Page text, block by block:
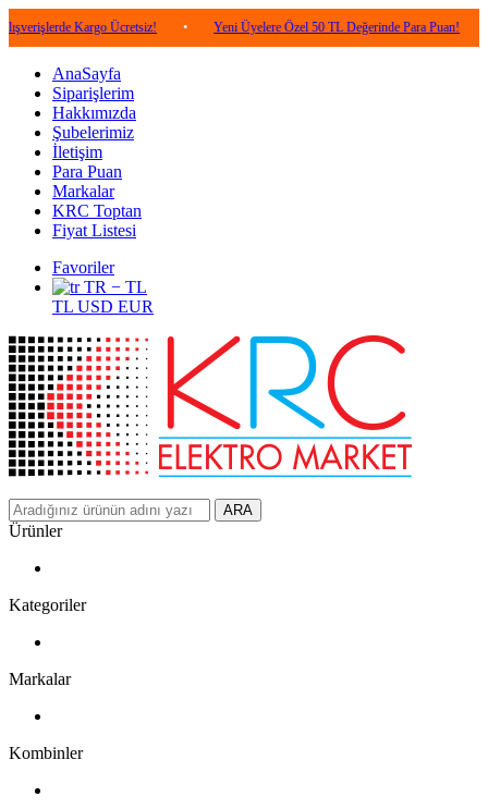
Kargo Ücretsiz! • Yeni Üyelere Özel 50 TL Değerinde Para Puan! •
AnaSayfa
Siparişlerim
Hakkımızda
Şubelerimiz
İletişim
Para Puan
Markalar
KRC Toptan
Fiyat Listesi
Favoriler
TR − TL
TL USD EUR
ARA
Ürünler
Kategoriler
Markalar
Kombinler